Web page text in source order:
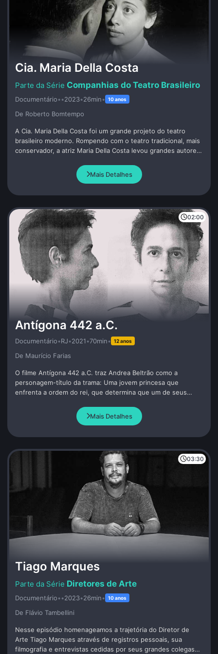
Cia. Maria Della Costa
Companhias do Teatro Brasileiro
Documentário••2023•26min• 10 anos
De Roberto Bomtempo
A Cia. Maria Della Costa foi um grande projeto do teatro
brasileiro moderno. Rompendo com o teatro tradicional, mais
conservador, a atriz Maria Della Costa levou grandes autores
repertórios do teatro brasileiro.
Mais Detalhes
02:00
Antígona 442 a.C.
Documentário•RJ•2021•70min• 12 anos
De Maurí­cio Farias
O filme Antígona 442 a.C. traz Andrea Beltrão como a
personagem-título da trama: Uma jovem princesa que
enfrenta a ordem do rei, que determina que um de seus
enterra o seu irmão e por isso paga com a própria vida.
Dramaturgia de Andrea Beltrão e Amir Haddad.
Mais Detalhes
03:30
Tiago Marques
Diretores de Arte
Documentário••2023•26min• 10 anos
De Flávio Tambellini
Nesse episódio homenageamos a trajetória do Diretor de
Arte Tiago Marques através de registros pessoais, sua
filmografia e entrevistas cedidas por seus grandes colegas